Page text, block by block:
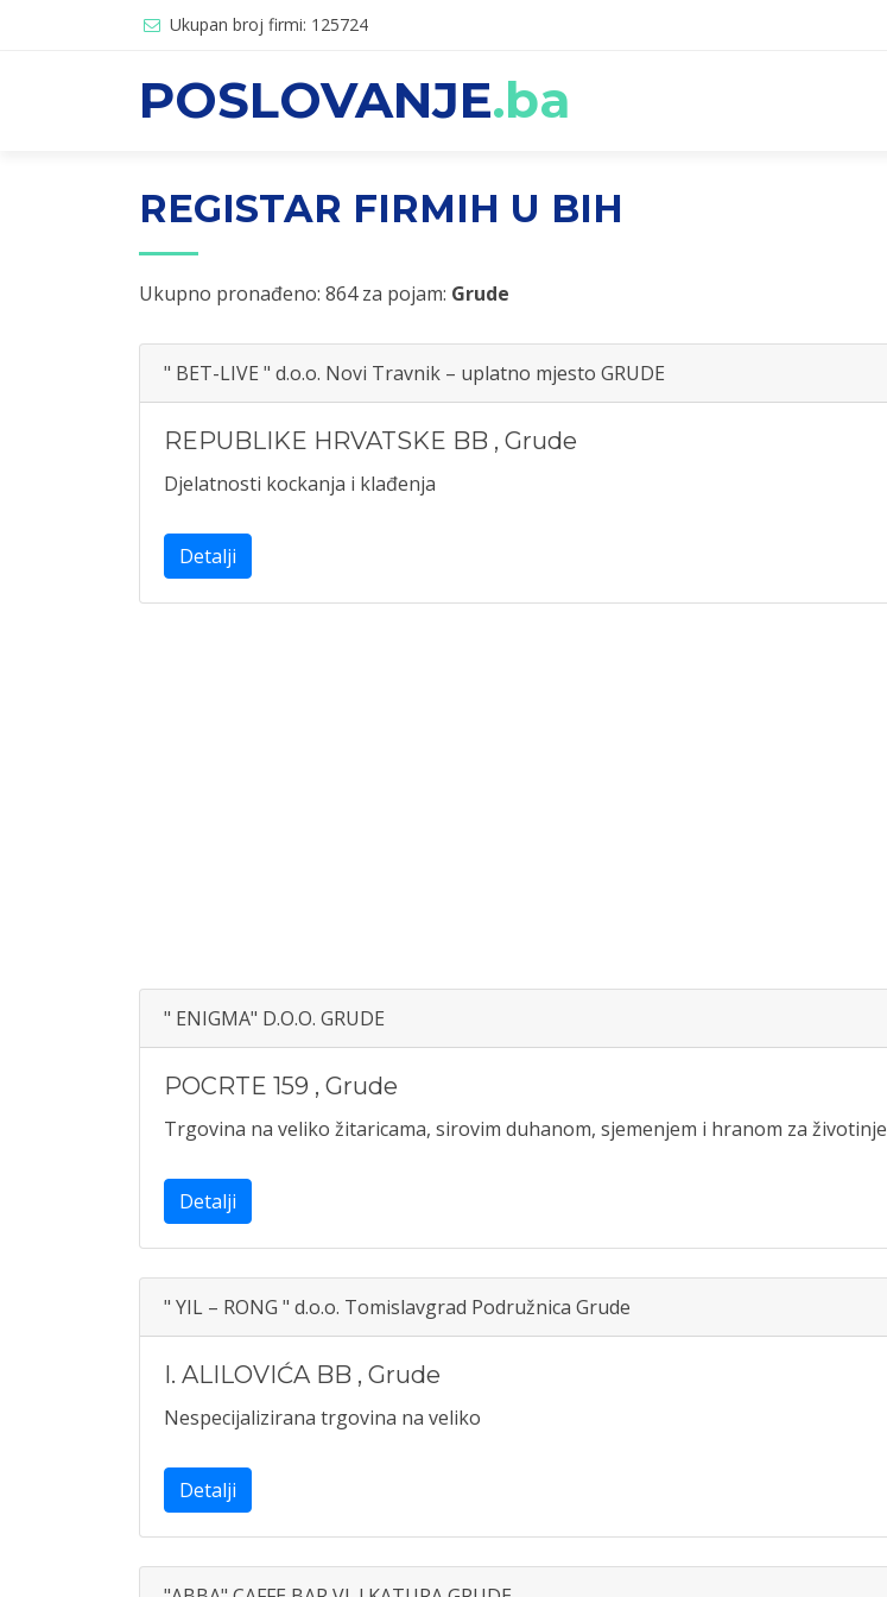
Ukupan broj firmi: 125724
POSLOVANJE.ba
REGISTAR FIRMIH U BIH
Ukupno pronađeno: 864 za pojam: Grude
" BET-LIVE " d.o.o. Novi Travnik – uplatno mjesto GRUDE
REPUBLIKE HRVATSKE BB , Grude
Djelatnosti kockanja i klađenja
Detalji
" ENIGMA" D.O.O. GRUDE
POCRTE 159 , Grude
Trgovina na veliko žitaricama, sirovim duhanom, sjemenjem i hranom za životinje
Detalji
" YIL – RONG " d.o.o. Tomislavgrad Podružnica Grude
I. ALILOVIĆA BB , Grude
Nespecijalizirana trgovina na veliko
Detalji